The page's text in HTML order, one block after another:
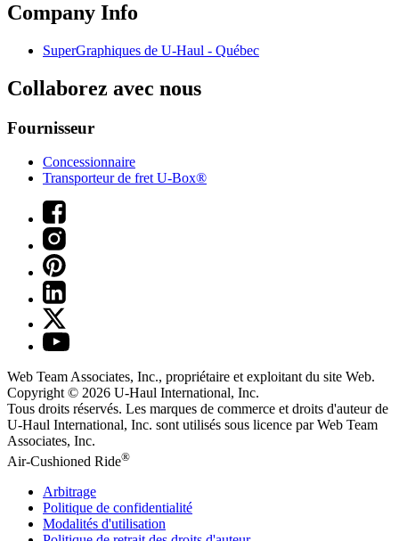
Company Info
SuperGraphiques de U-Haul - Québec
Collaborez avec nous
Fournisseur
Concessionnaire
Transporteur de fret U-Box®
Web Team Associates, Inc., propriétaire et exploitant du site Web.
Copyright © 2026 U-Haul International, Inc.
Tous droits réservés. Les marques de commerce et droits d'auteur de
U-Haul International, Inc. sont utilisés sous licence par Web Team
Associates, Inc.
Air-Cushioned Ride®
Arbitrage
Politique de confidentialité
Modalités d'utilisation